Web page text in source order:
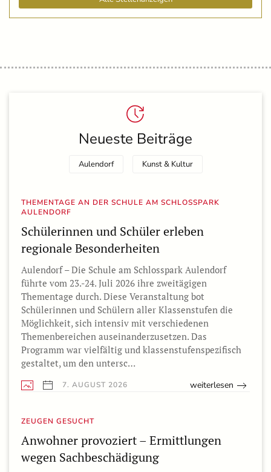
Neueste Beiträge
Aulendorf Kunst & Kultur
THEMENTAGE AN DER SCHULE AM SCHLOSSPARK
AULENDORF
Schülerinnen und Schüler erleben
regionale Besonderheiten
Aulendorf – Die Schule am Schlosspark Aulendorf
führte vom 23.-24. Juli 2026 ihre zweitägigen
Thementage durch. Diese Veranstaltung bot
Schülerinnen und Schülern aller Klassenstufen die
Möglichkeit, sich intensiv mit verschiedenen
Themenbereichen auseinanderzusetzen. Das
Programm war vielfältig und klassenstufenspezifisch
gestaltet, um den untersc…
7. AUGUST 2026 weiterlesen
ZEUGEN GESUCHT
Anwohner provoziert – Ermittlungen
wegen Sachbeschädigung